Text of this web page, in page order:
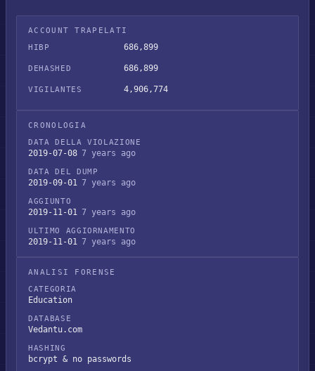
ACCOUNT TRAPELATI
HIBP
686,899
DEHASHED 686,899
VIGILANTES 4,906,774
CRONOLOGIA
DATA DELLA VIOLAZIONE
2019-07-08 7 years ago
DATA DEL DUMP
2019-09-01 7 years ago
AGGIUNTO
2019-11-01 7 years ago
ULTIMO AGGIORNAMENTO
2019-11-01 7 years ago
ANALISI FORENSE
CATEGORIA
Education
DATABASE
Vedantu.com
HASHING
bcrypt & no passwords